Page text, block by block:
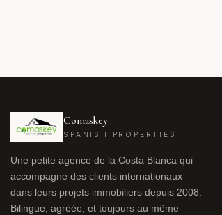
Comaskey
SPANISH PROPERTIES
Une petite agence de la Costa Blanca qui
accompagne des clients internationaux
dans leurs projets immobiliers depuis 2008.
Bilingue, agréée, et toujours au même